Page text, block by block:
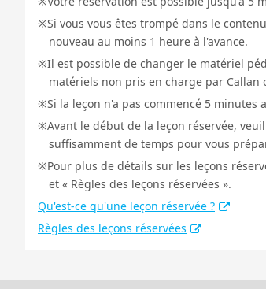
Si vous vous êtes trompé dans le
nouveau au moins 1 heure à l'avance.
Il est possible de changer le matériel
matériels non pris en charge par Callan
Si la leçon n'a pas commencé 5
Avant le début de la leçon réservée,
suffisamment de temps pour vous
Pour plus de détails sur les leçons
et « Règles des leçons réservées ».
Qu'est-ce qu'une leçon réservée ?
Règles des leçons réservées